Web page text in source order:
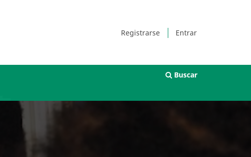
Registrarse Entrar
Buscar